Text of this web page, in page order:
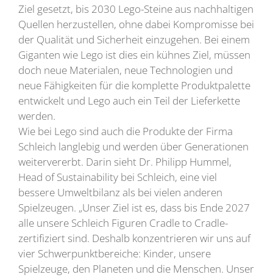
Ziel gesetzt, bis 2030 Lego-Steine aus nachhaltigen
Quellen herzustellen, ohne dabei Kompromisse bei
der Qualität und Sicherheit einzugehen. Bei einem
Giganten wie Lego ist dies ein kühnes Ziel, müssen
doch neue Materialen, neue Technologien und
neue Fähigkeiten für die komplette Produktpalette
entwickelt und Lego auch ein Teil der Lieferkette
werden.
Wie bei Lego sind auch die Produkte der Firma
Schleich langlebig und werden über Generationen
weitervererbt. Darin sieht Dr. Philipp Hummel,
Head of Sustainability bei Schleich, eine viel
bessere Umweltbilanz als bei vielen anderen
Spielzeugen. „Unser Ziel ist es, dass bis Ende 2027
alle unsere Schleich Figuren Cradle to Cradle-
zertifiziert sind. Deshalb konzentrieren wir uns auf
vier Schwerpunktbereiche: Kinder, unsere
Spielzeuge, den Planeten und die Menschen. Unser